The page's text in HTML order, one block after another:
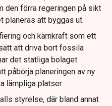
den förra regeringen på sikt
planeras att byggas ut.
och kärnkraft som ett
att driva bort fossila
det statliga bolaget
påbörja planeringen av ny
lämpliga platser.
styrelse, där bland annat